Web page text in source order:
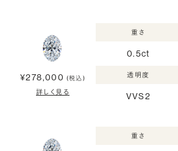
¥278,000 (税込)
詳しく見る
重さ
0.5ct
透明度
VVS2
重さ